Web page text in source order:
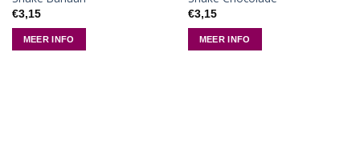
€3,15
MEER INFO
€3,15
MEER INFO